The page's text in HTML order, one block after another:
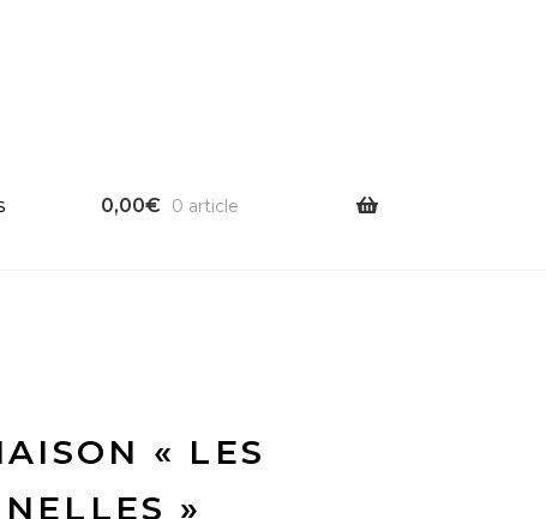
0,00€ 0 article
« LES
»